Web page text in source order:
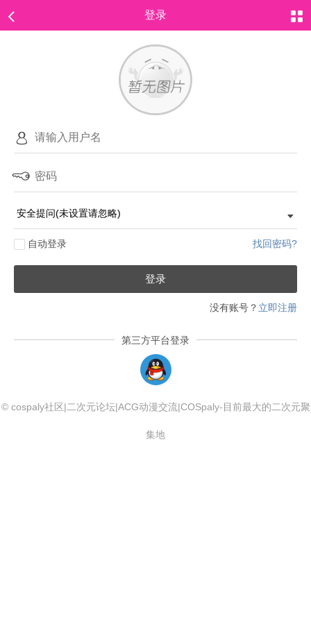
登录
自动登录 找回密码?
登录
没有账号？ 立即注册
第三方平台登录
© cospaly社区|二次元论坛|ACG动漫交流|COSpaly-目前最大的二次元聚
集地